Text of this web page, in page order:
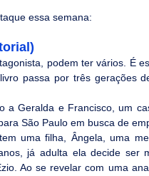
essa semana:
podem ter vários. É
passa por três gerações
a Geralda e Francisco, um
São Paulo em busca de
uma filha, Ângela, uma
já adulta ela decide ser
Ao se revelar com uma